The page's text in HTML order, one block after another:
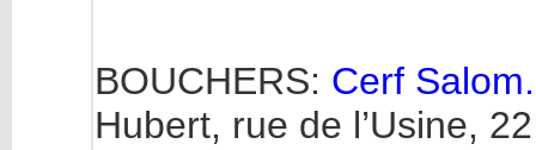
BOUCHERS: Cerf
Hubert, rue de l’Usine,